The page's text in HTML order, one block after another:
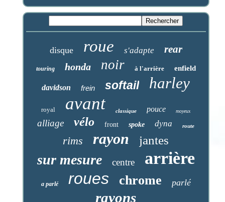
disque roue s'adapte rear
touring honda noir à l'arrière enfield
davidson frein softail harley
royal avant classique pouce moyeux
alliage vélo front spoke dyna route
rims rayon jantes
sur mesure centre arrière
a parlé roues chrome parlé
rayons